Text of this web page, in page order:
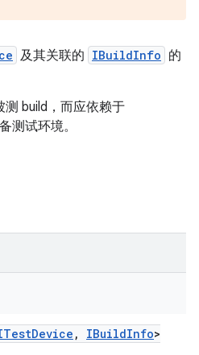
及其关联的 IBuildInfo 的
build，而应依赖于
测试环境。
Device , IBuildInfo>